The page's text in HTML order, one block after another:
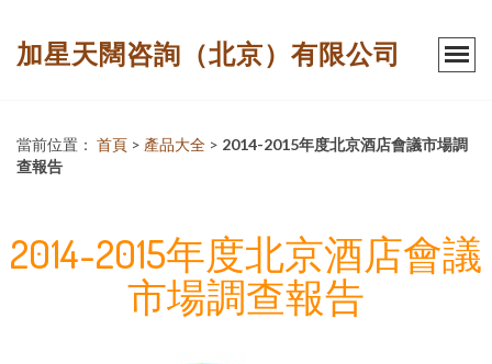
加星天闊咨詢（北京）有限公司
當前位置： 首頁 > 產品大全 > 2014-2015年度北京酒店會議市場調
查報告
2014-2015年度北京酒店會議
市場調查報告